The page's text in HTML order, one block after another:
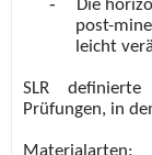
Die
post-
leicht
SLR
Prüfungen, in